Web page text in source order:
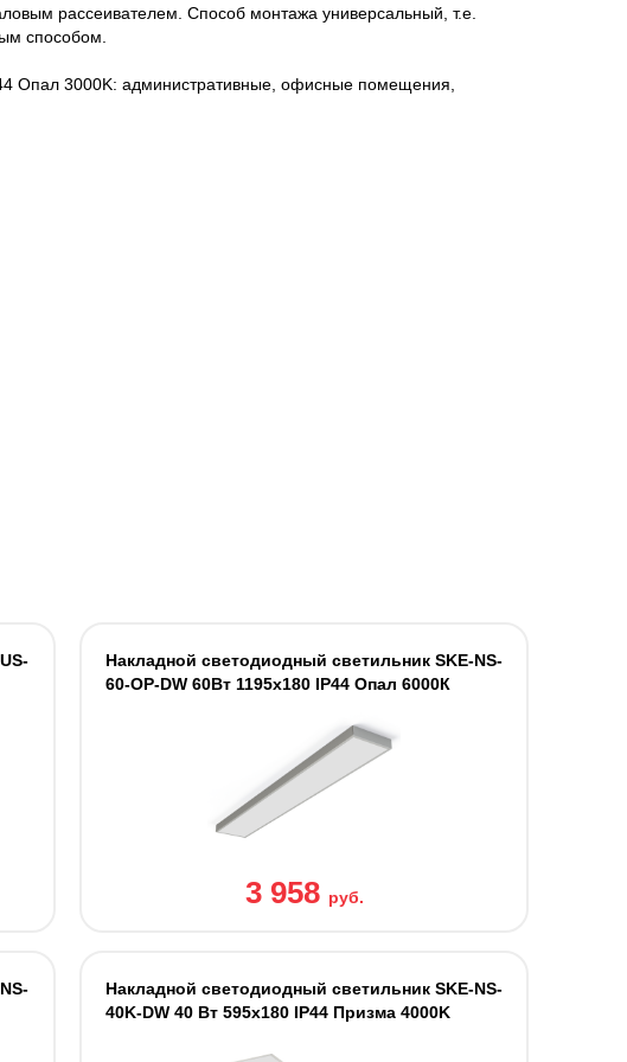
рассеивателем. Способ монтажа универсальный, т.е.
способом.
Опал 3000K: административные, офисные помещения,
Накладной светодиодный светильник SKE-NS-
60-OP-DW 60Вт 1195x180 IP44 Опал 6000К
3 958 руб.
Накладной светодиодный светильник SKE-NS-
40K-DW 40 Вт 595x180 IP44 Призма 4000K